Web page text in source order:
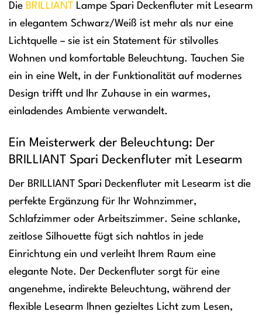
Die BRILLIANT
Lampe Spari Deckenfluter mit Lesearm
in elegantem Schwarz/Weiß ist mehr als nur eine
Lichtquelle – sie ist ein Statement für stilvolles
Wohnen und komfortable Beleuchtung. Tauchen Sie
ein in eine Welt, in der Funktionalität auf modernes
Design trifft und Ihr Zuhause in ein warmes,
einladendes Ambiente verwandelt.
Ein Meisterwerk der Beleuchtung: Der
BRILLIANT Spari Deckenfluter mit Lesearm
Der BRILLIANT Spari Deckenfluter mit Lesearm ist die
perfekte Ergänzung für Ihr Wohnzimmer,
Schlafzimmer oder Arbeitszimmer. Seine schlanke,
zeitlose Silhouette fügt sich nahtlos in jede
Einrichtung ein und verleiht Ihrem Raum eine
elegante Note. Der Deckenfluter sorgt für eine
angenehme, indirekte Beleuchtung, während der
flexible Lesearm Ihnen gezieltes Licht zum Lesen,